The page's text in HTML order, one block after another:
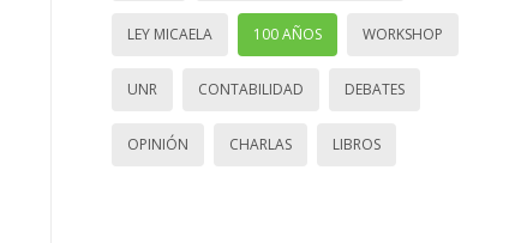
LEY MICAELA 100 AÑOS WORKSHOP
UNR CONTABILIDAD DEBATES
OPINIÓN CHARLAS LIBROS